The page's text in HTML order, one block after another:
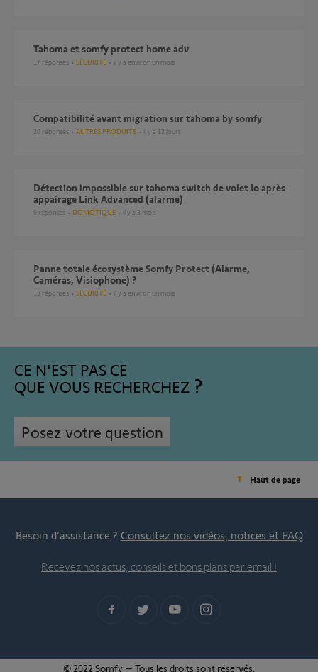
tahoma et somfy protect home adv
17 réponses SÉCURITÉ il y a environ un mois
compatibilité avant migration sur tahoma by somfy
20 réponses AUTRES PRODUITS il y a 12 jours
Détection impossible sur tahoma switch de volet Io après
appairage Link Advanced (alarme)
9 réponses DOMOTIQUE il y a 3 mois
Panne totale écosystème Somfy Protect (Alarme,
Caméras, Visiophone) ?
13 réponses SÉCURITÉ il y a environ un mois
CE N'EST PAS CE
QUE VOUS RECHERCHEZ
Posez votre question
Haut de page
Besoin d’assistance ? Consultez nos vidéos, notices et FAQ
Recevez nos actus, conseils et bons plans par email !
© 2022 Somfy – Tous les droits sont réservés.